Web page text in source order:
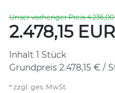
Unser vorheriger Preis
2.478,15 EUR
Inhalt 1 Stück
Grundpreis 2.478,15 € /
* zzgl. ges. MwSt.